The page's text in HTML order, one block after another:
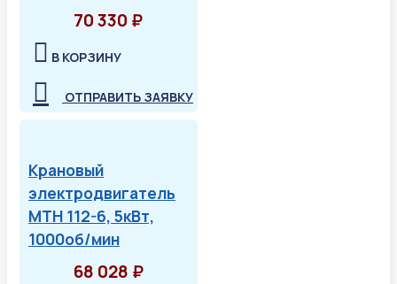
70 330 ₽
В КОРЗИНУ
ОТПРАВИТЬ ЗАЯВКУ
Крановый
электродвигатель
МТН 112-6, 5кВт,
1000об/мин
68 028 ₽